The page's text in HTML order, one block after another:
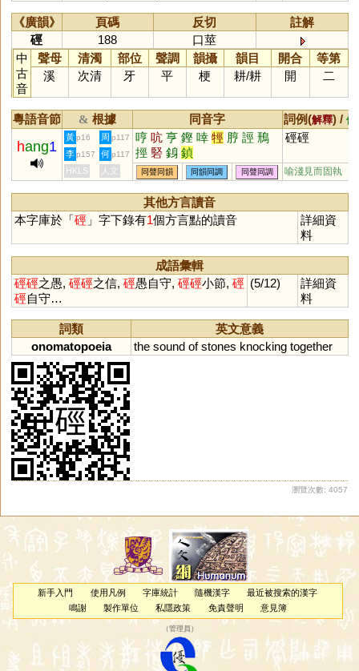
《廣韻》 頁碼 反切
註解
硜
188
口莖
中
古
音
聲母 清濁 部位 聲調 韻攝 韻目 開合
等第
溪
次清 牙 平 梗 耕/耕 開 二
粵語音節 & 根據 同音字 詞例(解釋) / 備
hang1
黃 p16 周 p117 哼 吭 亨 鏗 啈 牼 脝 誙 鳽
挳 硻 銵 鍞
硜硜
李 p157 何 p117
HKLS 人文 同聲同韻 同韻同調 同聲同調 喻淺見而固執
其他方言讀音
本字庫於「硜」字下錄有1個方言點的讀音
詳細資
料
成語彙輯
硜硜之愚, 硜硜之信, 硜愚自守, 硜硜小節, 硜
硜自守…
(5/12)
詳細資
料
詞類
英文意義
onomatopoeia
the sound of stones knocking together
瀏覽次數: 4057
新手入門 使用凡例 字庫統計 隨機漢字
最近被搜索的漢字
鳴謝
製作單位 私隱政策 免責聲明 意見簿
（管理員 ）